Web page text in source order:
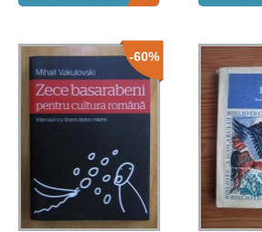
Mihai Eminescu - Literatura
populara (comentata de D.
Murarasu)
-60%